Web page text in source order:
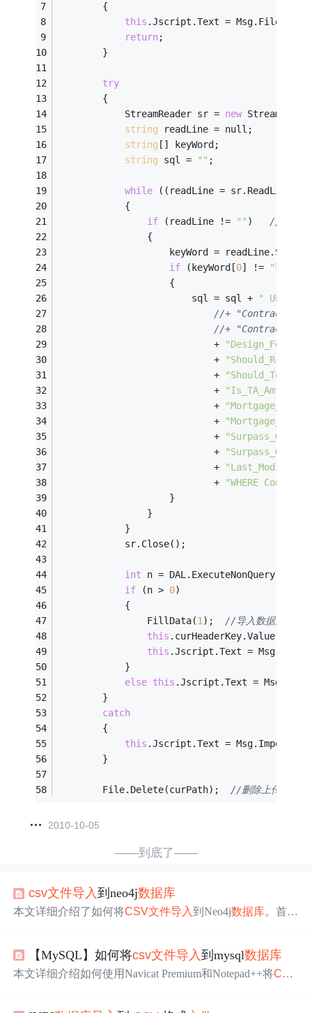
        {
this .Jscript.Text =
return;
        }
try
        {
            StreamReader sr =
new
string readLine = null;
string [] keyWord;
string sql = "" ;
while ((readLine =
            {
if (readLine != "" ) //跳过第
                {
                    keyWord = readLine.Split(
if (keyWord[0] !=
"调拨单
                    {
                        sql = sql +
"
//+
//+
                            +
"Design_Fee="
                            +
                            +
                            +
"Is_TA_Amt='"
                            +
                            +
                            +
                            +
                            +
                            +
"WHERE
                    }
                }
            }
            sr.Close();
int n = DAL.ExecuteNonQuery(sql);
if (n > 0)
            {
                FillData(
1); //导入数据后刷新
this .curHeaderKey.Value =
this .Jscript.Text =
            }
else this .Jscript.Text =
        }
catch
        {
this .Jscript.Text =
        }
        File.Delete(curPath);
//删除上传临时文
2010-10-05
——到底了——
csv文件导入到neo4j数据库
本文详细介绍了如何将CSV文件导入到Neo4j数据库。首先
令行以csv模式执行导入操作。接着，通过修改配置文件
建立软连接来让Neo4j连接到新数据库。最后，重启服务并
【MySQL】如何将csv文件导入到mysql数据库
本文详细介绍如何使用Navicat Premium和Notepad++将CSV